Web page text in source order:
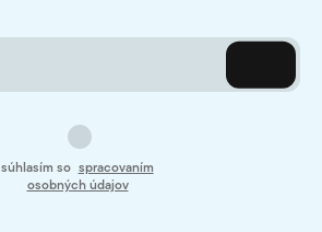
súhlasím so spracovaním
osobných údajov